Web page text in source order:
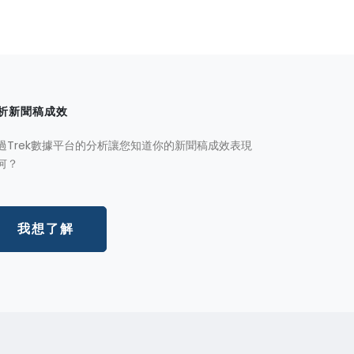
新聞稿成效
Trek數據平台的分析讓您知道你的新聞稿成效表現
？
我想了解